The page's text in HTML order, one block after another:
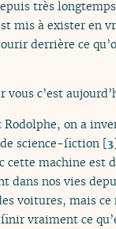
très
mis à exister en
derrière ce
c’est
Rodolphe, on a
science-fiction [3
machine est
nos vies
voitures, mais ce
vraiment ce